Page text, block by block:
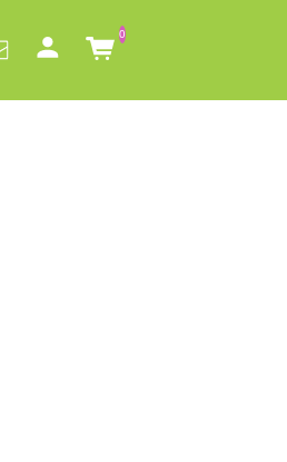
0